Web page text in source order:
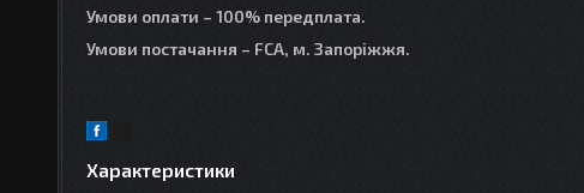
Умови оплати – 100% передплата.
Умови постачання – FCA, м. Запоріжжя.
Характеристики